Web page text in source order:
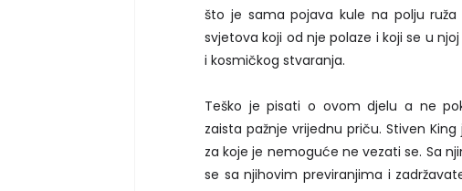
što je sama pojava kule na polju
svjetova koji od nje polaze i koji se u
i kosmičkog stvaranja.
Teško je pisati o ovom djelu a ne
zaista pažnje vrijednu priču. Stiven
za koje je nemoguće ne vezati se. Sa
se sa njihovim previranjima i